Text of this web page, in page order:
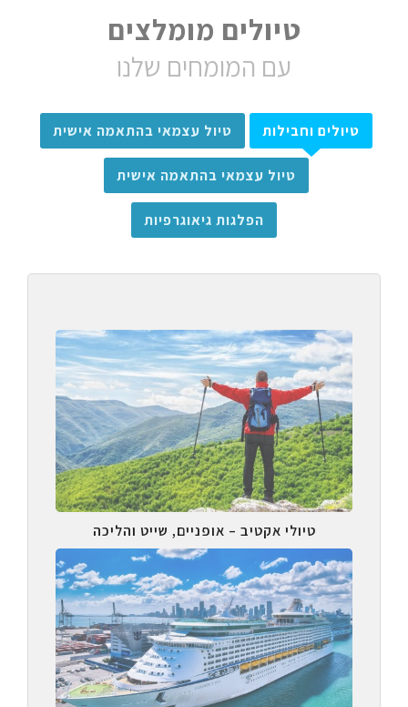
טיולים מומלצים
עם המומחים שלנו
טיולים וחבילות טיול עצמאי בהתאמה אישית
טיול עצמאי בהתאמה אישית
הפלגות גיאוגרפיות
טיולי אקטיב – אופניים, שייט והליכה